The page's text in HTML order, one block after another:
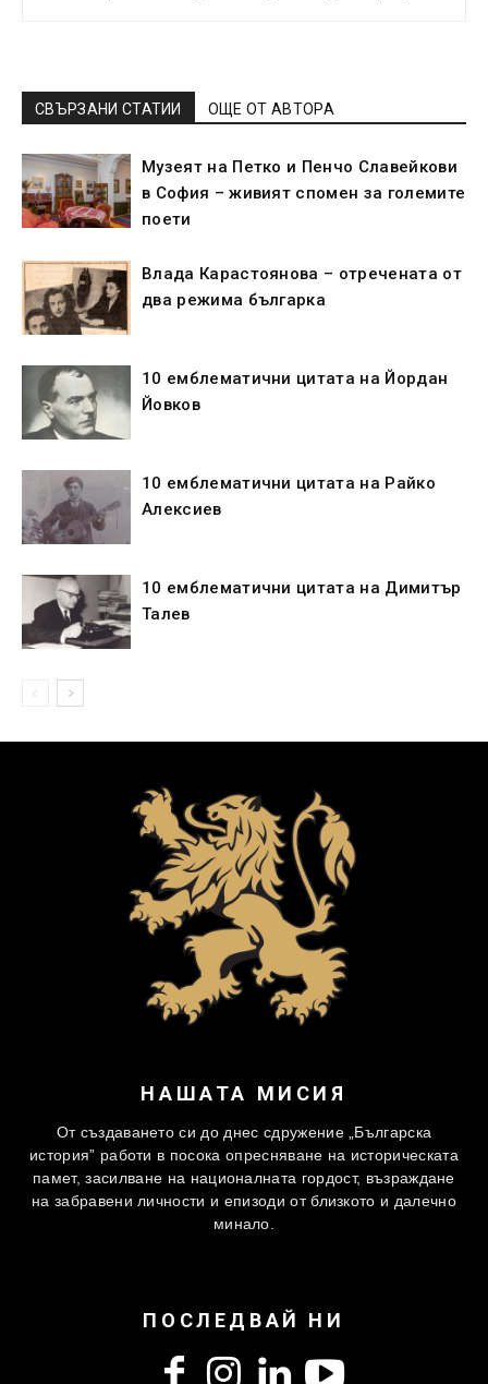
СВЪРЗАНИ СТАТИИ ОЩЕ ОТ АВТОРА
Музеят на Петко и Пенчо Славейкови
в София – живият спомен за големите
поети
Влада Карастоянова – отречената от
два режима българка
10 емблематични цитата на Йордан
Йовков
10 емблематични цитата на Райко
Алексиев
10 емблематични цитата на Димитър
Талев
НАШАТА МИСИЯ
От създаването си до днес сдружение „Българска
история” работи в посока опресняване на историческата
памет, засилване на националната гордост, възраждане
на забравени личности и епизоди от близкото и далечно
минало.
ПОСЛЕДВАЙ НИ